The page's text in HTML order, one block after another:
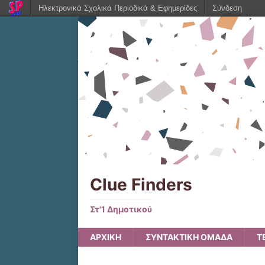
Clue Finders
Στ'1 Δημοτικού
ΑΡΧΙΚΗ ΣΥΝΤΑΚΤΙΚΗ ΟΜΑΔΑ
Ηλεκτρονικά Σχολικά Περιοδικά & Εφημερίδες Σύνδεση